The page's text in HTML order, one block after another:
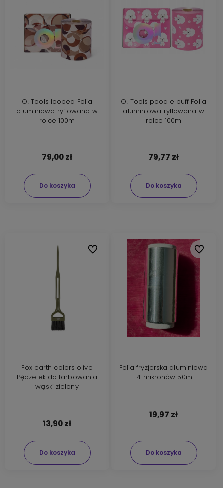
O! Tools looped Folia
aluminiowa ryflowana w
rolce 100m
79,00 zł
Do koszyka
O! Tools poodle puff Folia
aluminiowa ryflowana w
rolce 100m
79,77 zł
Do koszyka
Fox earth colors olive
Pędzelek do farbowania
wąski zielony
13,90 zł
Do koszyka
Do ulubionych
Folia fryzjerska aluminiowa
14 mikronów 50m
19,97 zł
Do koszyka
Do